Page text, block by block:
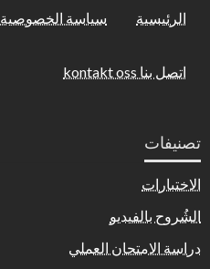
الرئيسية سياسة الخصوصية Privacy Policy
اتصل بنا kontakt oss
تصنيفات
الاختبارات
الشُروح بالفيديو
دراسة الامتحان العملي